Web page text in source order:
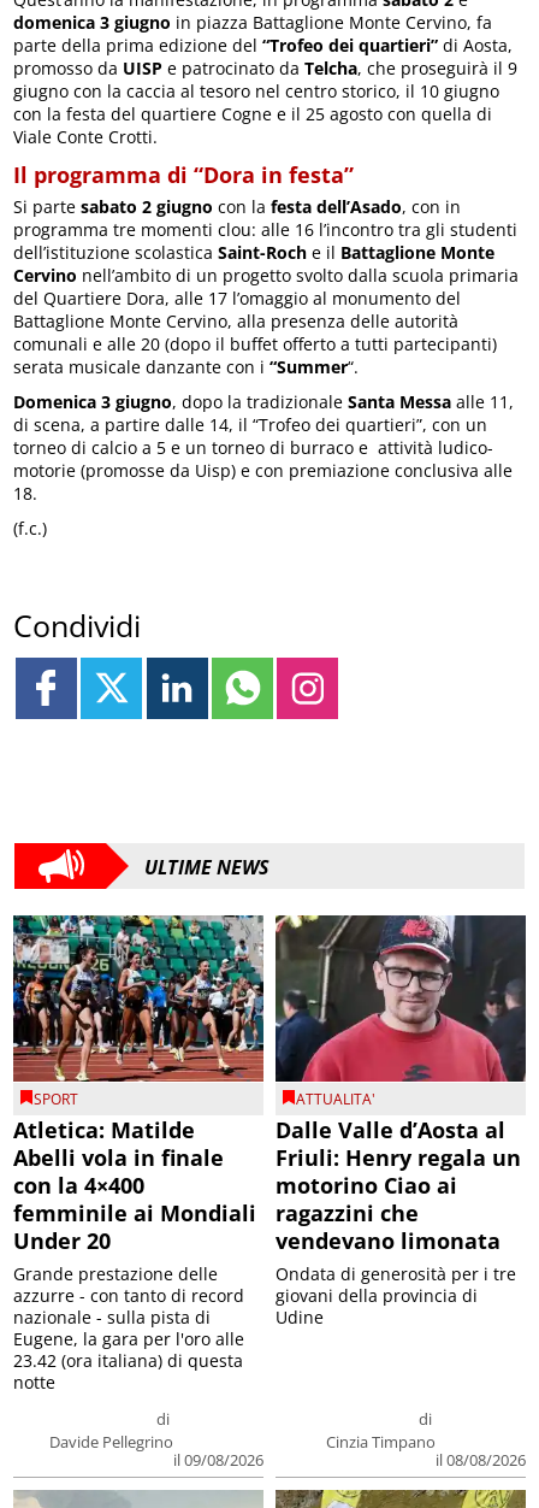
domenica 3 giugno in piazza Battaglione Monte Cervino, fa
parte della prima edizione del“Trofeo dei quartieri” di Aosta,
promosso da UISP e patrocinato daTelcha, che proseguirà il 9
giugno con la caccia al tesoro nel centro storico, il 10 giugno
con la festa del quartiere Cogne e il 25 agosto con quella di
Viale Conte Crotti.
Il programma di “Dora in festa”
Si partesabato 2 giugno con lafesta dell’Asado, con in
programma tre momenti clou: alle 16 l’incontro tra gli studenti
dell’istituzione scolasticaSaint-Roch e il Battaglione Monte
Cervino nell’ambito di un progetto svolto dalla scuola primaria
del Quartiere Dora, alle 17 l’omaggio al monumento del
Battaglione Monte Cervino, alla presenza delle autorità
comunali e alle 20 (dopo il buffet offerto a tutti partecipanti)
serata musicale danzante con i“Summer“.
Domenica 3 giugno, dopo la tradizionaleSanta Messa alle 11,
di scena, a partire dalle 14, il “Trofeo dei quartieri”, con un
torneo di calcio a 5 e un torneo di burraco e attività ludico-
motorie (promosse da Uisp) e con premiazione conclusiva alle
18.
(f.c.)
Condividi
ULTIME NEWS
SPORT
Atletica: Matilde
Abelli vola in finale
con la 4×400
femminile ai Mondiali
Under 20
di
Davide Pellegrino
il 09/08/2026
Grande prestazione delle
azzurre - con tanto di record
nazionale - sulla pista di
Eugene, la gara per l'oro alle
23.42 (ora italiana) di questa
notte
ATTUALITA'
Dalle Valle d’Aosta al
Friuli: Henry regala un
motorino Ciao ai
ragazzini che
vendevano limonata
di
Cinzia Timpano
il 08/08/2026
Ondata di generosità per i tre
giovani della provincia di
Udine